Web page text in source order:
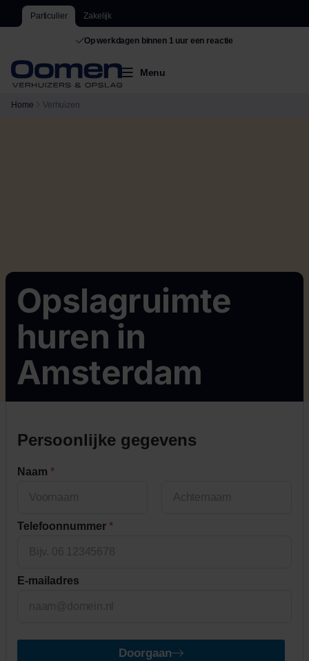
Particulier Zakelijk
De grootste van Nederland
Menu
Home Verhuizen
Opslagruimte
huren in
Amsterdam
Persoonlijke gegevens
Naam *
Telefoonnummer *
E-mailadres
Doorgaan